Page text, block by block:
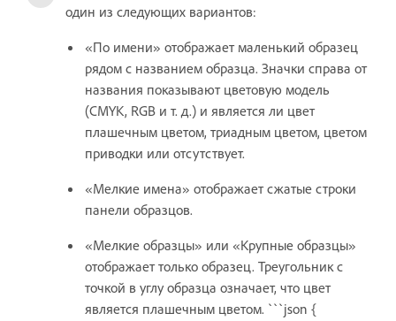
один из следующих вариантов:
«По имени» отображает маленький образец
рядом с названием образца. Значки справа от
названия показывают цветовую модель
(CMYK, RGB и т. д.) и является ли цвет
плашечным цветом, триадным цветом, цветом
приводки или отсутствует.
«Мелкие имена» отображает сжатые строки
панели образцов.
«Мелкие образцы» или «Крупные образцы»
отображает только образец. Треугольник с
точкой в углу образца означает, что цвет
является плашечным цветом. ```json {